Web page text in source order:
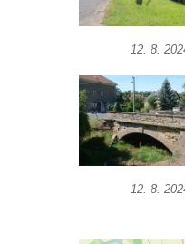
potokem
Torzo
Torzo
Inundační
Viadukt na
Vrskmaň u
Nový
12. 8.
12. 8.